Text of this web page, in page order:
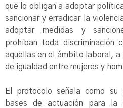
que lo obligan a adoptar
sancionar y erradicar la
adoptar medidas y
prohíban toda discriminación
aquellas en el ámbito laboral, a
de igualdad entre mujeres y
El protocolo señala como su
bases de actuación para la